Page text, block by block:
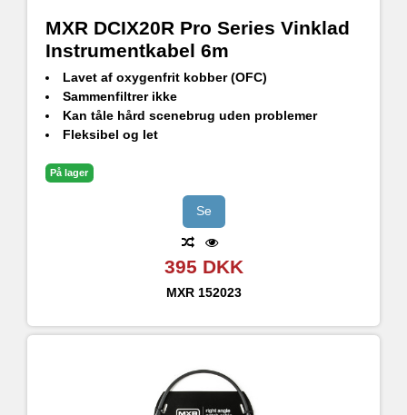
MXR DCIX20R Pro Series Vinklad
Instrumentkabel 6m
Lavet af oxygenfrit kobber (OFC)
Sammenfiltrer ikke
Kan tåle hård scenebrug uden problemer
Fleksibel og let
På lager
Se
395 DKK
MXR 152023